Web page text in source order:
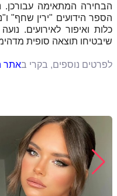
הבחירה המתאימה
הספר הידועים "ירין שחף"
כלות ואיפור לאירועים.
שיבטיחו תוצאה סופית
לפרטים נוספים, בקרי באתר